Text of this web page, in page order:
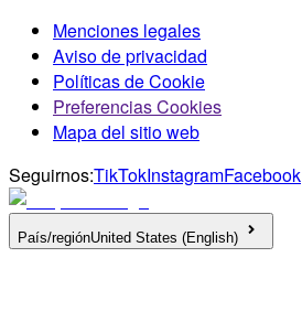
Menciones legales
Aviso de privacidad
Políticas de Cookie
Preferencias Cookies
Mapa del sitio web
Seguirnos:TikTokInstagramFacebook
País/regiónUnited States (English)